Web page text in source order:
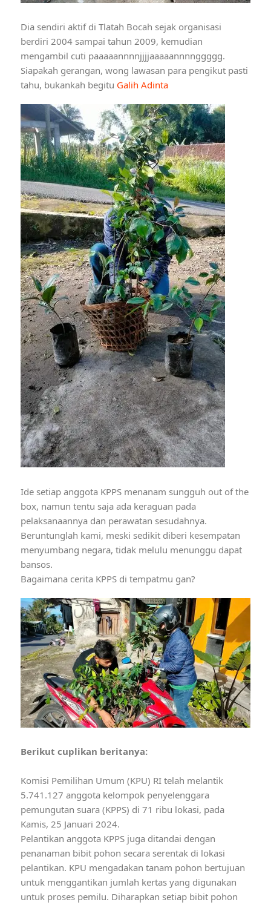
Dia sendiri aktif di Tlatah Bocah sejak organisasi
berdiri 2004 sampai tahun 2009, kemudian
mengambil cuti paaaaannnnjjjjaaaaannnnggggg.
Siapakah gerangan, wong lawasan para pengikut pasti
tahu, bukankah begitu Galih Adinta
Ide setiap anggota KPPS menanam sungguh out of the
box, namun tentu saja ada keraguan pada
pelaksanaannya dan perawatan sesudahnya.
Beruntunglah kami, meski sedikit diberi kesempatan
menyumbang negara, tidak melulu menunggu dapat
bansos.
Bagaimana cerita KPPS di tempatmu gan?
Berikut cuplikan beritanya:
Komisi Pemilihan Umum (KPU) RI telah melantik
5.741.127 anggota kelompok penyelenggara
pemungutan suara (KPPS) di 71 ribu lokasi, pada
Kamis, 25 Januari 2024.
Pelantikan anggota KPPS juga ditandai dengan
penanaman bibit pohon secara serentak di lokasi
pelantikan. KPU mengadakan tanam pohon bertujuan
untuk menggantikan jumlah kertas yang digunakan
untuk proses pemilu. Diharapkan setiap bibit pohon